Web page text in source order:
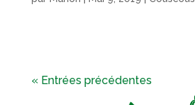
« Entrées précédentes